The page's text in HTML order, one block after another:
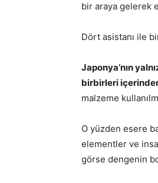
bir araya gelerek
Dört asistanı ile
Japonya’nın
birbirleri
malzeme
O yüzden esere
elementler ve
görse dengenin